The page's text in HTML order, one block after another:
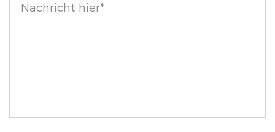
den ganzen Tag über mit Feuchtigkeit versorgt und